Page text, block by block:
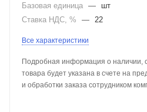
Базовая единица —
шт
Ставка НДС, %
— 22
Все характеристики
Подробная информация о наличии,
товара будет указана в счете на
и обработки заказа сотрудником